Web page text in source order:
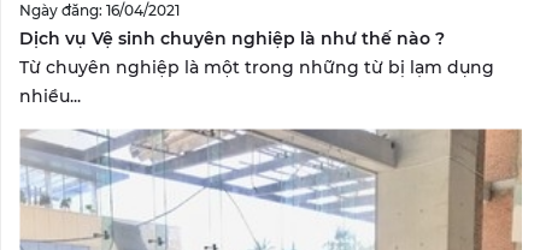
Ngày đăng: 16/04/2021
Dịch vụ Vệ sinh chuyên nghiệp là như thế nào ?
Từ chuyên nghiệp là một trong những từ bị lạm dụng
nhiều...